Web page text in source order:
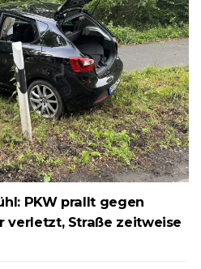
PKW prallt gegen
verletzt, Straße zeitweise